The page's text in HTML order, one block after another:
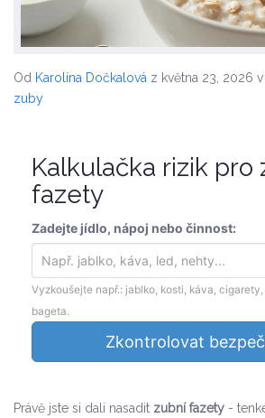
Od Karolína Dočkalová z května 23, 2026 v
zuby
Kalkulačka rizik pro
fazety
Zadejte jídlo, nápoj nebo činnost:
Vyzkoušejte např.: jablko, kosti, káva,
bageta.
Zkontrolovat
Právě jste si dali nasadit zubní fazety -